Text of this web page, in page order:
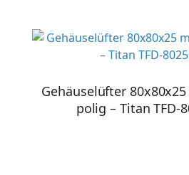
Gehäuselüfter
polig – Titan TFD-